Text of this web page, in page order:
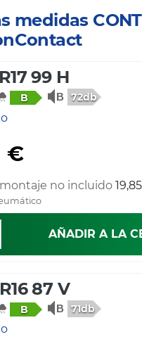
medidas
99 H
B 72db
€
no incluido
AÑADIR A LA
87 V
B 71db